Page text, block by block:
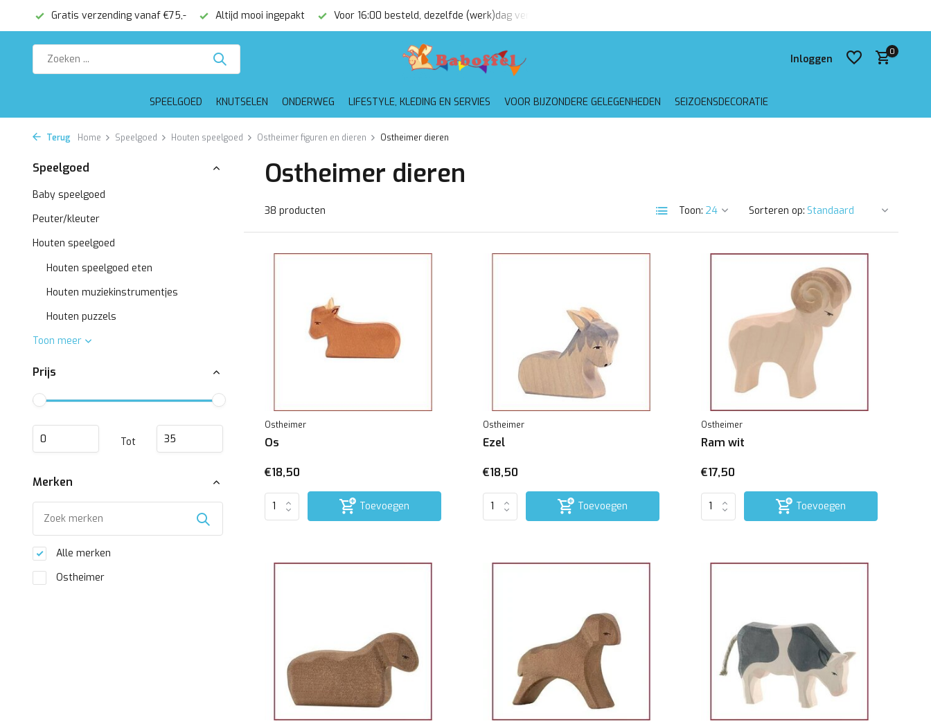
Altijd mooi ingepakt Voor 16:00 besteld, dezelfde (werk)dag verzonden Gratis verzending vanaf €75,-
Inloggen
0
SPEELGOED KNUTSELEN ONDERWEG LIFESTYLE, KLEDING EN SERVIES VOOR BIJZONDERE GELEGENHEDEN SEIZOENSDECORATIE
Terug Home Speelgoed Houten speelgoed Ostheimer figuren en dieren Ostheimer dieren
Speelgoed
Baby speelgoed
Peuter/kleuter
Houten speelgoed
Houten speelgoed eten
Houten muziekinstrumentjes
Houten puzzels
Toon meer
Prijs
Tot
Merken
Alle merken
Ostheimer
Ostheimer dieren
38 producten Toon: Sorteren op:
Ostheimer
Os
€18,50
Toevoegen
Ostheimer
Ezel
€18,50
Toevoegen
Ostheimer
Ram wit
€17,50
Toevoegen